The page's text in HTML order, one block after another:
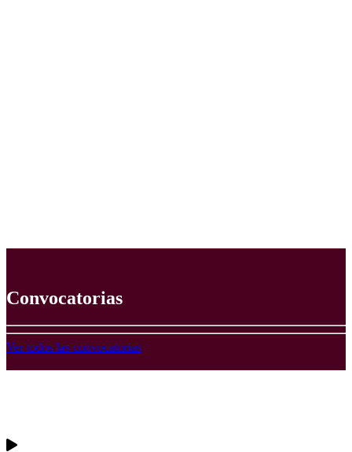
Convocatorias
Ver todos las convocatorias